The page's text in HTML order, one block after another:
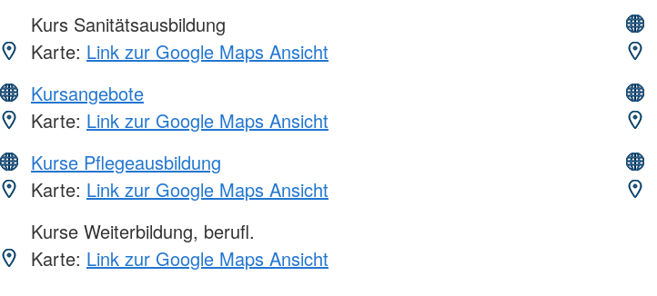
Kurs Sanitätsausbildung
Karte: Link zur Google Maps Ansicht
Kursangebote
Karte: Link zur Google Maps Ansicht
Kurse Pflegeausbildung
Karte: Link zur Google Maps Ansicht
Kurse Weiterbildung, berufl.
Karte: Link zur Google Maps Ansicht